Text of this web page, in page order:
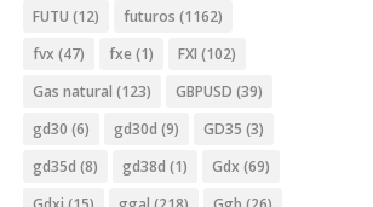
FUTU (12) futuros (1162)
fvx (47) fxe (1) FXI (102)
Gas natural (123) GBPUSD (39)
gd30 (6) gd30d (9) GD35 (3)
gd35d (8) gd38d (1) Gdx (69)